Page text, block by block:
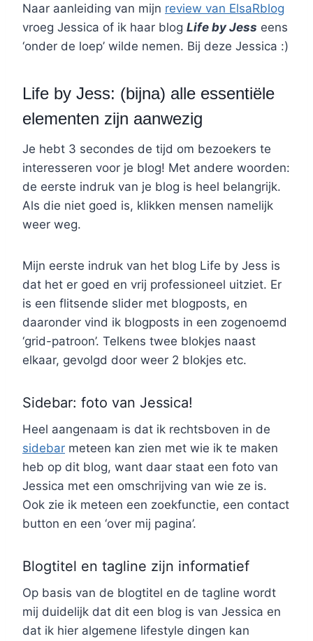
Naar aanleiding van mijn review van ElsaRblog
vroeg Jessica of ik haar blog Life by Jess eens
‘onder de loep’ wilde nemen. Bij deze Jessica :)
Life by Jess: (bijna) alle essentiële
elementen zijn aanwezig
Je hebt 3 secondes de tijd om bezoekers te
interesseren voor je blog! Met andere woorden:
de eerste indruk van je blog is heel belangrijk.
Als die niet goed is, klikken mensen namelijk
weer weg.
Mijn eerste indruk van het blog Life by Jess is
dat het er goed en vrij professioneel uitziet. Er
is een flitsende slider met blogposts, en
daaronder vind ik blogposts in een zogenoemd
‘grid-patroon’. Telkens twee blokjes naast
elkaar, gevolgd door weer 2 blokjes etc.
Sidebar: foto van Jessica!
Heel aangenaam is dat ik rechtsboven in de
sidebar meteen kan zien met wie ik te maken
heb op dit blog, want daar staat een foto van
Jessica met een omschrijving van wie ze is.
Ook zie ik meteen een zoekfunctie, een contact
button en een ‘over mij pagina’.
Blogtitel en tagline zijn informatief
Op basis van de blogtitel en de tagline wordt
mij duidelijk dat dit een blog is van Jessica en
dat ik hier algemene lifestyle dingen kan